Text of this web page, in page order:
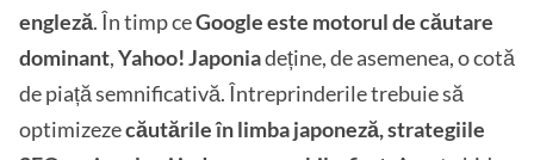
engleză. În timp ceGoogle este motorul de căutare
dominant,Yahoo! Japoniadeține, de asemenea, o cotă
de piață semnificativă. Întreprinderile trebuie să
optimizezecăutările în limba japoneză, strategiile